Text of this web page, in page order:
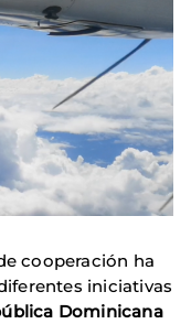
cooperación ha
iniciativas
Dominicana